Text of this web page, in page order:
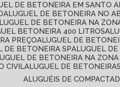
DE BETONEIRA EM SANTO
ALUGUEL DE BETONEIRA NO
ALUGUEL DE BETONEIRA NA
BETONEIRA 400 LITROS
PREÇO ALUGUEL DE
DE BETONEIRA SP ALUGUEL
DE BETONEIRA NA
CIVIL ALUGUEL DE
ALUGUÉIS DE